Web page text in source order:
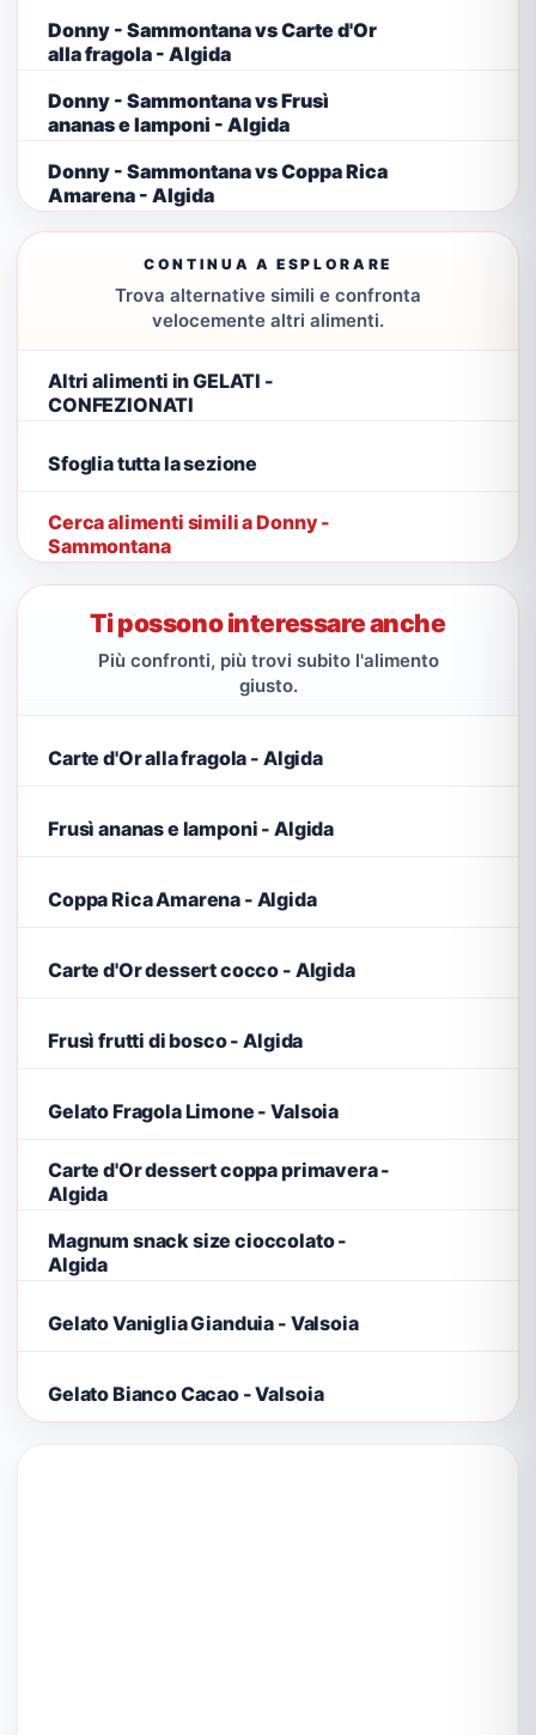
Donny - Sammontana vs Carte d'Or
alla fragola - Algida
Donny - Sammontana vs Frusì
ananas e lamponi - Algida
Donny - Sammontana vs Coppa Rica
Amarena - Algida
CONTINUA A ESPLORARE
Trova alternative simili e confronta
velocemente altri alimenti.
Altri alimenti in GELATI -
CONFEZIONATI
Sfoglia tutta la sezione
Cerca alimenti simili a Donny -
Sammontana
Ti possono interessare anche
Più confronti, più trovi subito l'alimento
giusto.
Carte d'Or alla fragola - Algida
Frusì ananas e lamponi - Algida
Coppa Rica Amarena - Algida
Carte d'Or dessert cocco - Algida
Frusì frutti di bosco - Algida
Gelato Fragola Limone - Valsoia
Carte d'Or dessert coppa primavera -
Algida
Magnum snack size cioccolato -
Algida
Gelato Vaniglia Gianduia - Valsoia
Gelato Bianco Cacao - Valsoia